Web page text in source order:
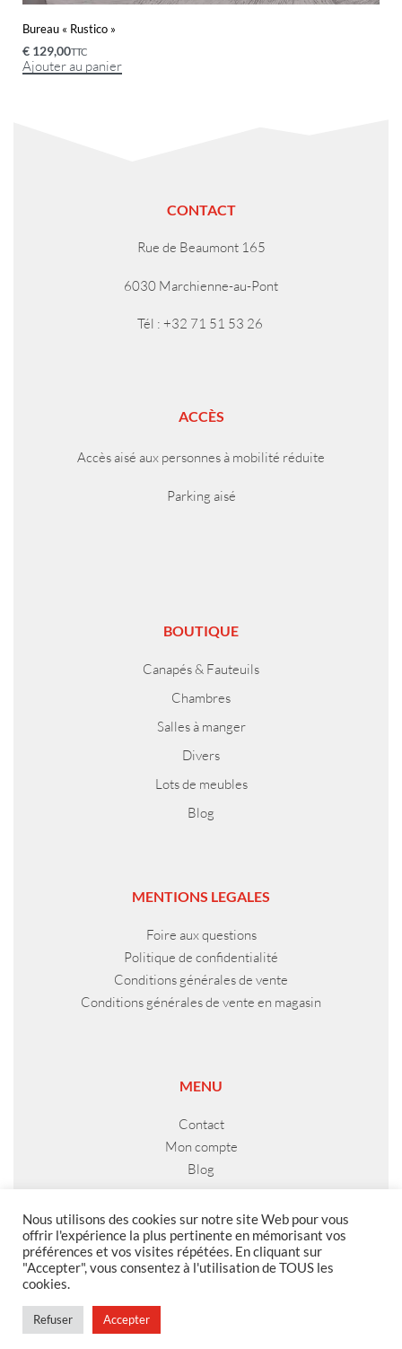
Bureau « Rustico »
€ 129,00TTC
Ajouter au panier
CONTACT
Rue de Beaumont 165
6030 Marchienne-au-Pont
Tél : +32 71 51 53 26
ACCÈS
Accès aisé aux personnes à mobilité réduite
Parking aisé
BOUTIQUE
Canapés & Fauteuils
Chambres
Salles à manger
Divers
Lots de meubles
Blog
MENTIONS LEGALES
Foire aux questions
Politique de confidentialité
Conditions générales de vente
Conditions générales de vente en magasin
MENU
Contact
Mon compte
Blog
© Censini 2026 | Site développé par
Nous utilisons des cookies sur notre site Web pour vous
offrir l'expérience la plus pertinente en mémorisant vos
préférences et vos visites répétées. En cliquant sur
"Accepter", vous consentez à l'utilisation de TOUS les
cookies.
Refuser Accepter